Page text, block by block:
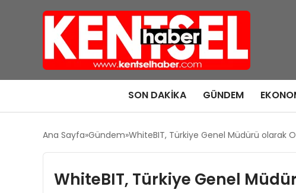
SON DAKIKA GÜNDEM
Ana Sayfa Gündem WhiteBIT, Türkiye Genel Müdürü olarak
WhiteBIT, Türkiye Genel